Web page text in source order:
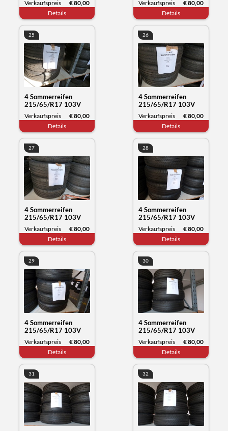
Datum 11/23
Verkaufspreis
€ 80,00
Details
Datum 12/23
Verkaufspreis
€ 80,00
Details
25
4 Sommerreifen
215/65/R17 103V
XL, Michelin Primacy,
Datum 12/23
Verkaufspreis
€ 80,00
Details
26
4 Sommerreifen
215/65/R17 103V
XL, Michelin Primacy,
Datum 12/23
Verkaufspreis
€ 80,00
Details
27
4 Sommerreifen
215/65/R17 103V
XL, Michelin Primacy,
Datum 11/23
Verkaufspreis
€ 80,00
Details
28
4 Sommerreifen
215/65/R17 103V
XL, Michelin Primacy,
Datum 12/23
Verkaufspreis
€ 80,00
Details
29
4 Sommerreifen
215/65/R17 103V
XL, Michelin Primacy,
Datum 11/23
Verkaufspreis
€ 80,00
Details
30
4 Sommerreifen
215/65/R17 103V
XL, Michelin Primacy,
Datum 11/23
Verkaufspreis
€ 80,00
Details
31 32